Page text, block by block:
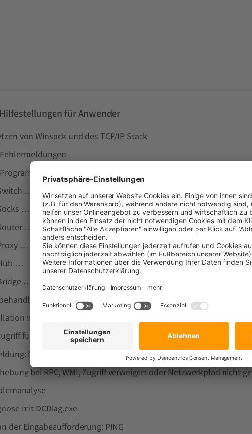
für Anwender
von Winsock und des TCP/IP Stack
belegt den Port X?
…
…
…
…
…
…
bei TCP/IP-Verbindungen in Windows
von TCP/IP
für Computer und Dienste
Nachrichtendienst terminierte mit Dienstefehler 2105
bei RPC, WMI, Zugriff verweigert oder Netzwerkpfad nicht
mit DCDiag.exe
der Eingabeaufforderung: PING